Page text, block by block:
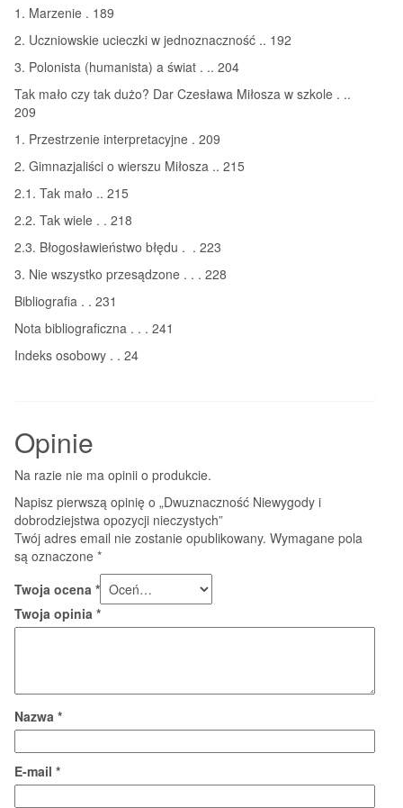
1. Marzenie . 189
2. Uczniowskie ucieczki w jednoznaczność .. 192
3. Polonista (humanista) a świat . .. 204
Tak mało czy tak dużo? Dar Czesława Miłosza w szkole . ..
209
1. Przestrzenie interpretacyjne . 209
2. Gimnazjaliści o wierszu Miłosza .. 215
2.1. Tak mało .. 215
2.2. Tak wiele . . 218
2.3. Błogosławieństwo błędu . . 223
3. Nie wszystko przesądzone . . . 228
Bibliografia . . 231
Nota bibliograficzna . . . 241
Indeks osobowy . . 24
Opinie
Na razie nie ma opinii o produkcie.
Napisz pierwszą opinię o „Dwuznaczność Niewygody i
dobrodziejstwa opozycji nieczystych”
Twój adres email nie zostanie opublikowany. Wymagane pola
są oznaczone *
Twoja ocena *
Twoja opinia *
Nazwa *
E-mail *